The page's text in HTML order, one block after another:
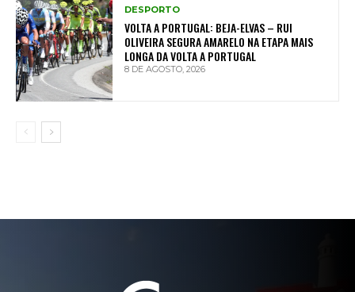
DESPORTO
VOLTA A PORTUGAL: BEJA-ELVAS – RUI
OLIVEIRA SEGURA AMARELO NA ETAPA MAIS
LONGA DA VOLTA A PORTUGAL
8 DE AGOSTO, 2026